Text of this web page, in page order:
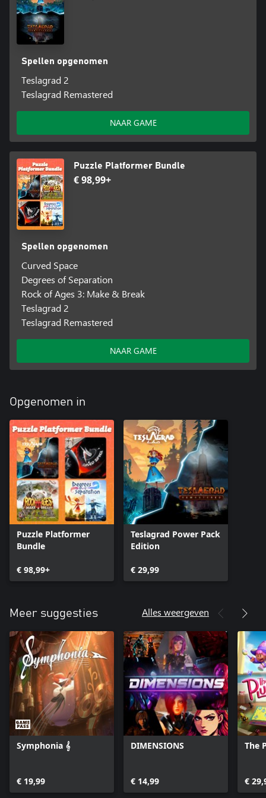
Spellen opgenomen
Teslagrad 2
Teslagrad Remastered
NAAR GAME
Puzzle Platformer Bundle
€ 98,99+
Spellen opgenomen
Curved Space
Degrees of Separation
Rock of Ages 3: Make & Break
Teslagrad 2
Teslagrad Remastered
NAAR GAME
Opgenomen in
Puzzle Platformer
Bundle
€ 98,99+
Teslagrad Power Pack
Edition
€ 29,99
Meer suggesties Alles weergeven
Symphonia 𝄞
€ 19,99
DIMENSIONS
€ 14,99
The
€